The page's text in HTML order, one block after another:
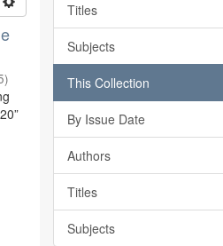
)
Titles
Subjects
This Collection
By Issue Date
Authors
Titles
Subjects